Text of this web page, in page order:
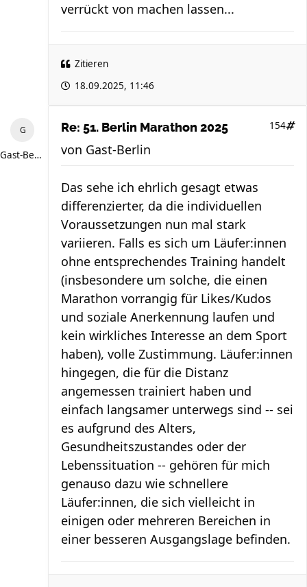
verrückt von machen lassen...
Zitieren
18.09.2025, 11:46
Gast-Berlin
Re: 51. Berlin Marathon 2025 154
von Gast-Berlin
Das sehe ich ehrlich gesagt etwas
differenzierter, da die individuellen
Voraussetzungen nun mal stark
variieren. Falls es sich um Läufer:innen
ohne entsprechendes Training handelt
(insbesondere um solche, die einen
Marathon vorrangig für Likes/Kudos
und soziale Anerkennung laufen und
kein wirkliches Interesse an dem Sport
haben), volle Zustimmung. Läufer:innen
hingegen, die für die Distanz
angemessen trainiert haben und
einfach langsamer unterwegs sind -- sei
es aufgrund des Alters,
Gesundheitszustandes oder der
Lebenssituation -- gehören für mich
genauso dazu wie schnellere
Läufer:innen, die sich vielleicht in
einigen oder mehreren Bereichen in
einer besseren Ausgangslage befinden.